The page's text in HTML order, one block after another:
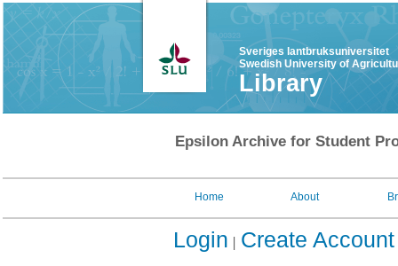
Sveriges lantbruksuniversitet
Swedish University of
Library
Epsilon Archive for Student
Home About
Login Create Account